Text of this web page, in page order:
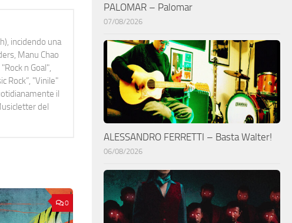
incidendo una
Manu Chao
n Goal",
Rock”, "Vinile"
il
del
0
PALOMAR – Palomar
07/08/2026
ALESSANDRO FERRETTI – Basta Walter!
06/08/2026